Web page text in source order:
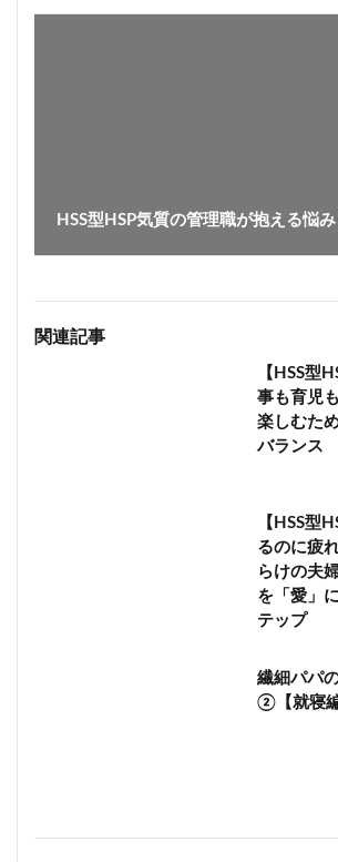
HSS型HSP気質の管理職が抱える悩
関連記事
【HSS型
事も育児
楽しむた
バランス
【HSS型
るのに疲
らけの夫
を「愛」
テップ
繊細パパ
②【就寝編